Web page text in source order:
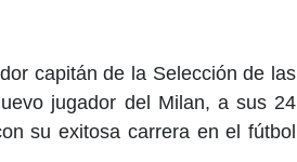
capitán de la Selección de las
jugador del Milan, a sus 24
su exitosa carrera en el fútbol